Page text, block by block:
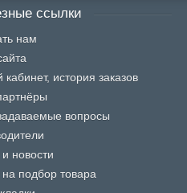
ссылки
нам
кабинет, история заказов
вопросы
новости
на подбор товара